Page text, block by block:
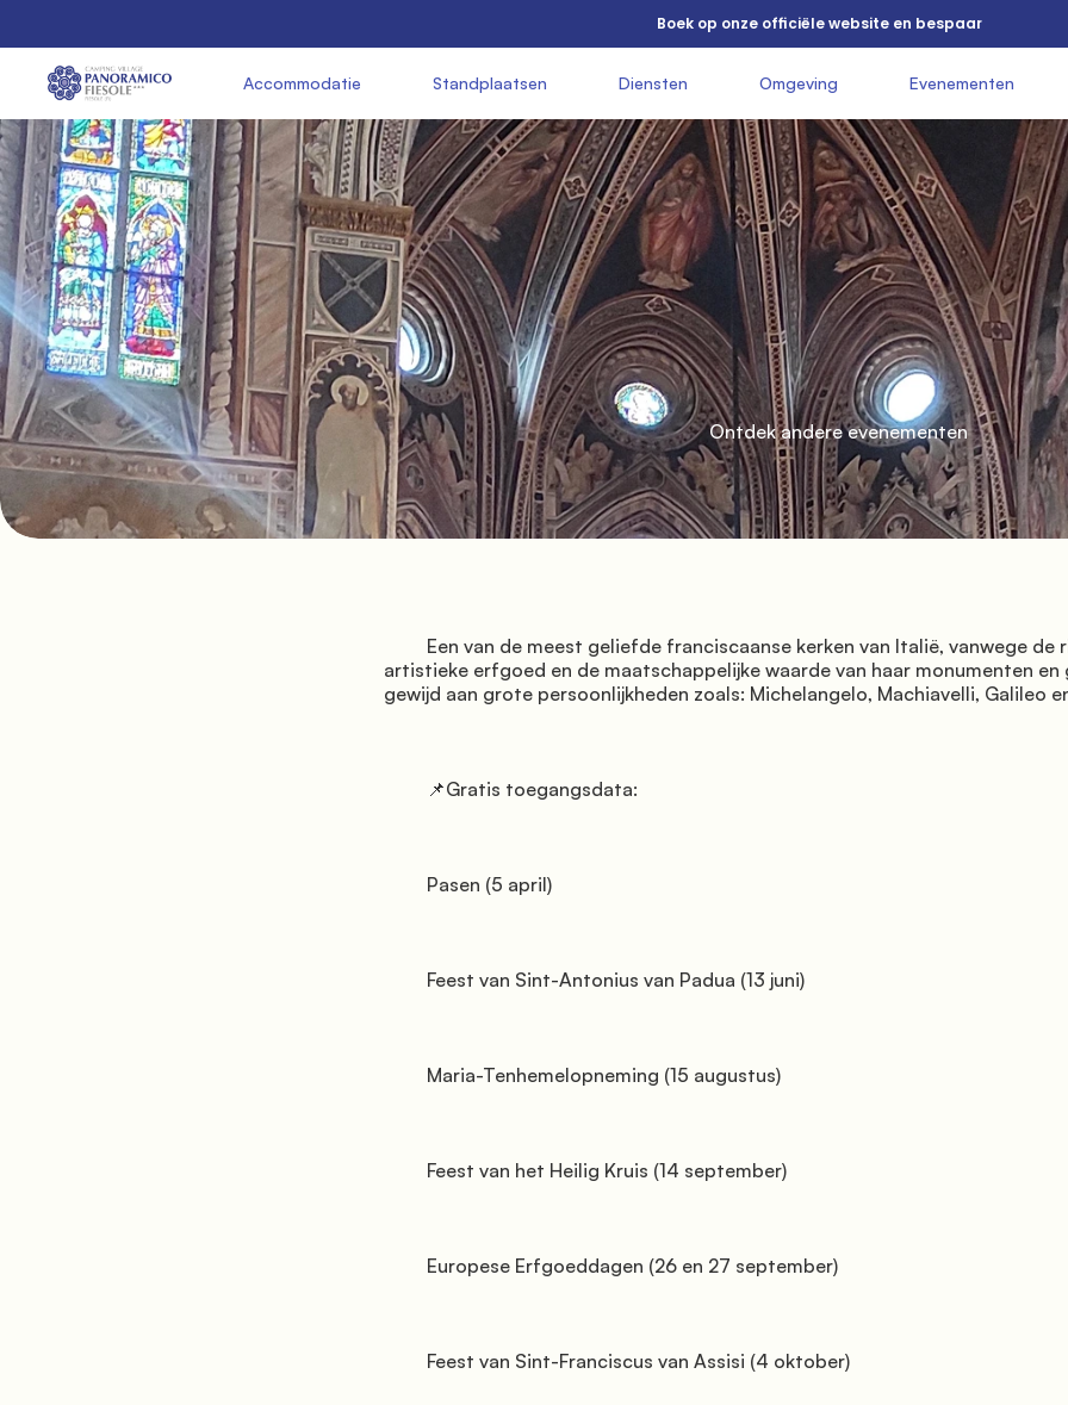
          Boek op onze officiële website en bespaar
               Accommodatie
               Standplaatsen
               Diensten
               Omgeving
               Evenementen
          Basilica
di
          Santa
          Croce
          Ontdek andere evenementen
artistieke erfgoed en de maatschappelijke waarde van haar monumenten en
gewijd aan grote persoonlijkheden zoals: Michelangelo, Machiavelli, Galileo